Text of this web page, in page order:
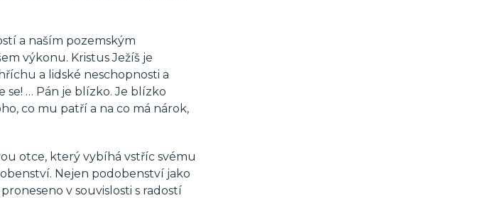
a naším pozemským
výkonu. Kristus Ježíš je
a lidské neschopnosti a
… Pán je blízko. Je blízko
co mu patří a na co má nárok,
otce, který vybíhá vstříc svému
Nejen podobenství jako
v souvislosti s radostí